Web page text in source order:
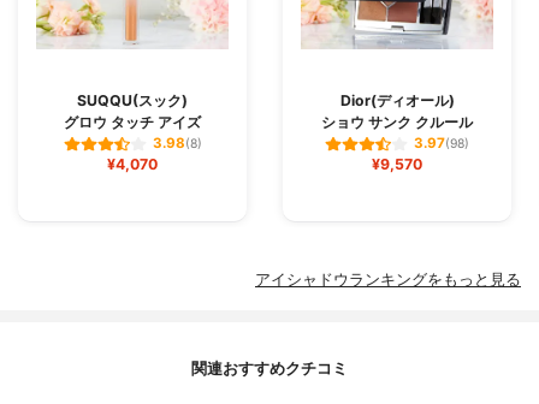
SUQQU(スック)
グロウ タッチ アイズ
3.98(8)
¥4,070
Dior(ディオール)
ショウ サンク クルール
3.97(98)
¥9,570
アイシャドウランキングをもっと見る
関連おすすめクチコミ